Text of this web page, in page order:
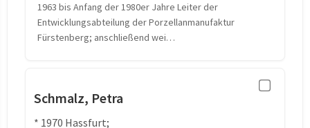
1963 bis Anfang der 1980er Jahre Leiter der
Entwicklungsabteilung der Porzellanmanufaktur
Fürstenberg; anschließend wei…
Schmalz, Petra
* 1970 Hassfurt;